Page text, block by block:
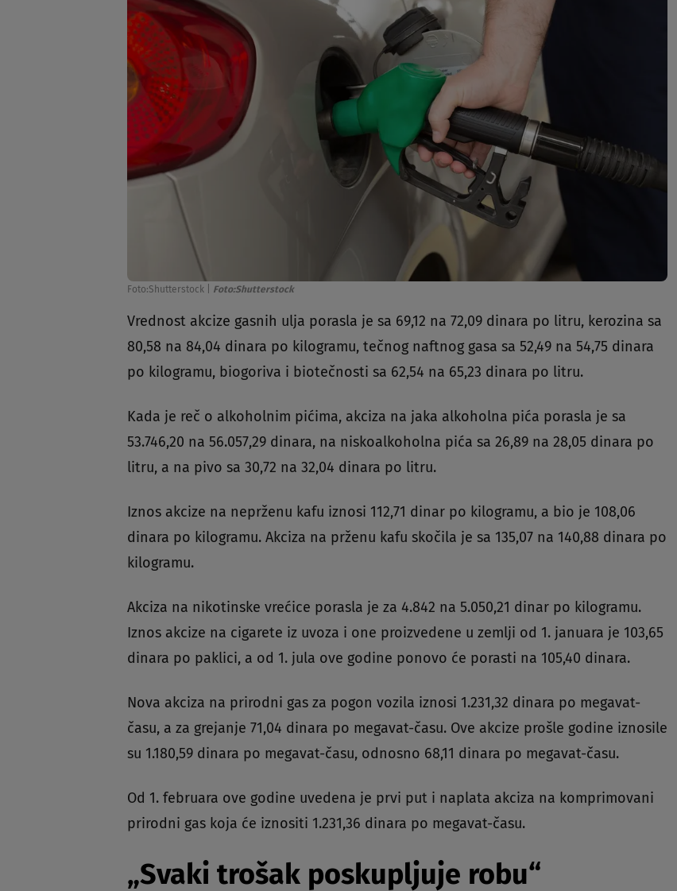
Foto:Shutterstock Foto:Shutterstock
Vrednost akcize gasnih ulja porasla je sa 69,12 na 72,09 dinara po litru, kerozina sa
80,58 na 84,04 dinara po kilogramu, tečnog naftnog gasa sa 52,49 na 54,75 dinara
po kilogramu, biogoriva i biotečnosti sa 62,54 na 65,23 dinara po litru.
Kada je reč o alkoholnim pićima, akciza na jaka alkoholna pića porasla je sa
53.746,20 na 56.057,29 dinara, na niskoalkoholna pića sa 26,89 na 28,05 dinara po
litru, a na pivo sa 30,72 na 32,04 dinara po litru.
Iznos akcize na neprženu kafu iznosi 112,71 dinar po kilogramu, a bio je 108,06
dinara po kilogramu. Akciza na prženu kafu skočila je sa 135,07 na 140,88 dinara po
kilogramu.
Akciza na nikotinske vrećice porasla je za 4.842 na 5.050,21 dinar po kilogramu.
Iznos akcize na cigarete iz uvoza i one proizvedene u zemlji od 1. januara je 103,65
dinara po paklici, a od 1. jula ove godine ponovo će porasti na 105,40 dinara.
Nova akciza na prirodni gas za pogon vozila iznosi 1.231,32 dinara po megavat-
času, a za grejanje 71,04 dinara po megavat-času. Ove akcize prošle godine iznosile
su 1.180,59 dinara po megavat-času, odnosno 68,11 dinara po megavat-času.
Od 1. februara ove godine uvedena je prvi put i naplata akciza na komprimovani
prirodni gas koja će iznositi 1.231,36 dinara po megavat-času.
„Svaki trošak poskupljuje robu“